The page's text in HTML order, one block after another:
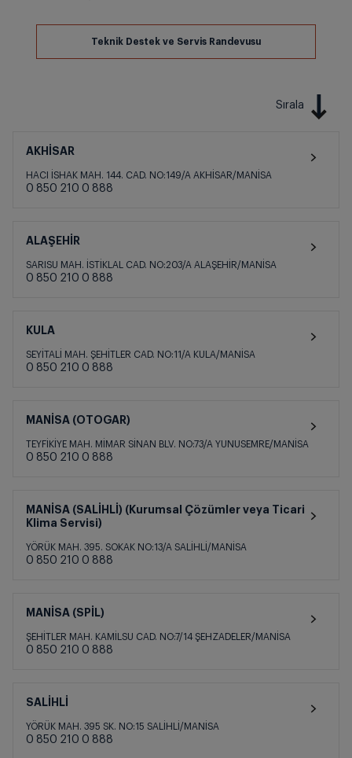
Sırala
AKHİSAR
HACI İSHAK MAH. 144. CAD. NO:149/A AKHİSAR/MANİSA
0 850 210 0 888
ALAŞEHİR
SARISU MAH. İSTİKLAL CAD. NO:203/A ALAŞEHİR/MANİSA
0 850 210 0 888
KULA
SEYİTALİ MAH. ŞEHİTLER CAD. NO:11/A KULA/MANİSA
0 850 210 0 888
MANİSA (OTOGAR)
TEYFİKİYE MAH. MİMAR SİNAN BLV. NO:73/A YUNUSEMRE/MANİSA
0 850 210 0 888
MANİSA (SALİHLİ) (Kurumsal Çözümler veya Ticari
Klima Servisi)
YÖRÜK MAH. 395. SOKAK NO:13/A SALİHLİ/MANİSA
0 850 210 0 888
MANİSA (SPİL)
ŞEHİTLER MAH. KAMİLSU CAD. NO:7/14 ŞEHZADELER/MANİSA
0 850 210 0 888
SALİHLİ
YÖRÜK MAH. 395 SK. NO:15 SALİHLİ/MANİSA
0 850 210 0 888